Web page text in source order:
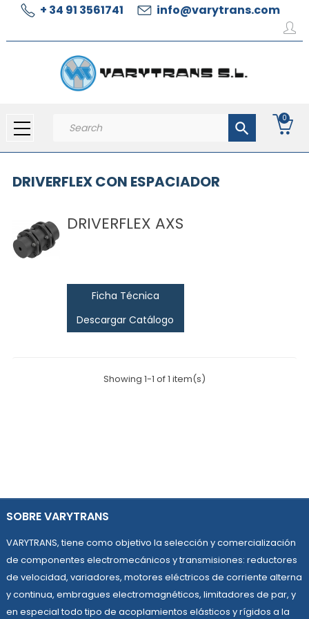
+ 34 91 3561741 info@varytrans.com
search
0
DRIVERFLEX CON ESPACIADOR
DRIVERFLEX AXS
Ficha Técnica
Descargar Catálogo
Showing 1-1 of 1 item(s)
SOBRE VARYTRANS
VARYTRANS, tiene como objetivo la selección y comercialización
de componentes electromecánicos y transmisiones: reductores
de velocidad, variadores, motores eléctricos de corriente alterna
y continua, embragues electromagnéticos, limitadores de par, y
en especial todo tipo de acoplamientos elásticos y rígidos a la